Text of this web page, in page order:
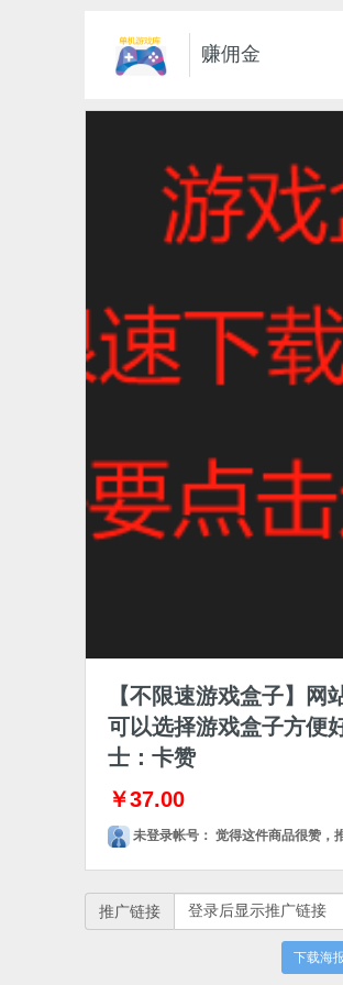
赚佣金
【不限速游戏盒子】网
可以选择游戏盒子方便
士：卡赞
￥37.00
未登录帐号： 觉得这件商品很赞，
推广链接
下载海